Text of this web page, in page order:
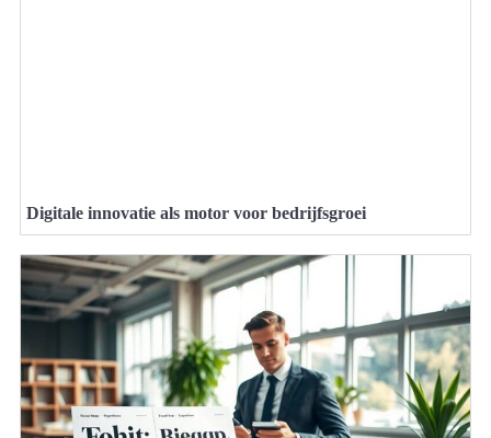
Digitale innovatie als motor voor bedrijfsgroei